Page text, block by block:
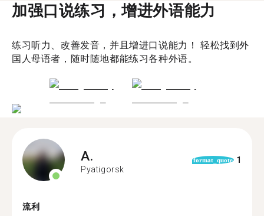
加强口说练习，增进外语能力
练习听力、改善发音，并且增进口说能力！ 轻松找到外
国人母语者，随时随地都能练习各种外语。
A.
Pyatigorsk
format_quote 1
流利